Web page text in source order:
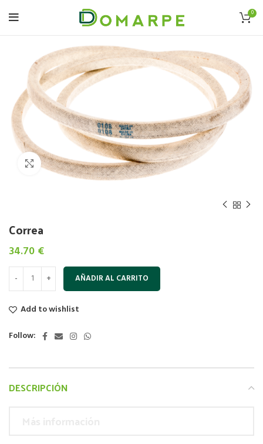
0
Click to enlarge
Correa
34.70 €
AÑADIR AL CARRITO
Add to wishlist
Follow:
DESCRIPCIÓN